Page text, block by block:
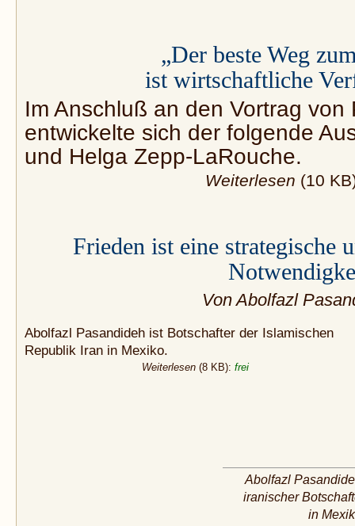
„Der beste Weg
ist wirtschaftliche
Im Anschluß an den Vortrag
entwickelte sich der folgende
und Helga Zepp-LaRouche.
Weiterlesen (10
Frieden ist eine strategische
Von Abolfazl
Abolfazl Pasandideh ist Botschafter der Islamischen
Republik Iran in Mexiko.
Weiterlesen(8 KB): frei
Abolfazl
iranischer
in